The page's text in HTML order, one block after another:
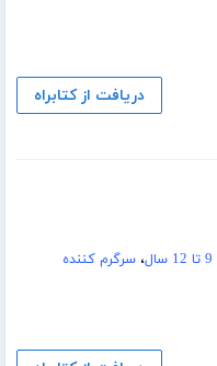
دریافت از کتابراه
9 تا 12 سال ،سرگرم کننده